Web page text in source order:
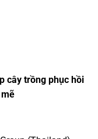
cây trồng phục hồi